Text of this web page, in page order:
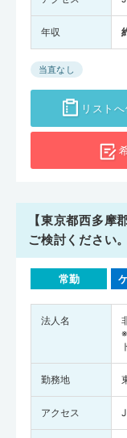
は「順天堂大学付属
器についての研修会
なかでさまざまなス
が調査・発表した『
人数は327,210人)、世
京都の医師の人数を
す。東京都都市会で
年収
当直なし
リスト
【東京都西多
ご検討ください
常勤
法人名
勤務地
アクセス